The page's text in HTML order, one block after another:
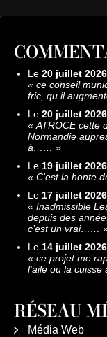
Le 20 juillet 2026
« ce conseil
fric, qu il
Le 20 juillet 2026
«ATROCE cette
Normandie
à…… »
Le 19 juillet 2026
« C'est la honte
Le 17 juillet 2026
« Inadmissible
depuis des
c’est un vrai……
Le 14 juillet 2026
« ce projet me
l'aile ou la cuisse
RÉSEAU
Média Web